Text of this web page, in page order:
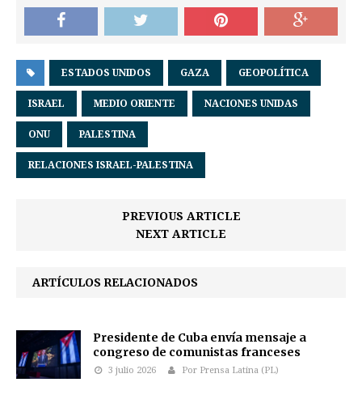
ESTADOS UNIDOS GAZA GEOPOLÍTICA
ISRAEL MEDIO ORIENTE NACIONES UNIDAS
ONU PALESTINA
RELACIONES ISRAEL-PALESTINA
PREVIOUS ARTICLE
NEXT ARTICLE
ARTÍCULOS RELACIONADOS
Presidente de Cuba envía mensaje a
congreso de comunistas franceses
3 julio 2026 Por Prensa Latina (PL)